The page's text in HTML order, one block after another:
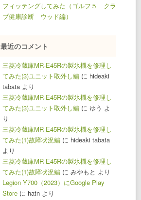
フィッテングしてみた（ゴルフ５ クラ
ブ健康診断 ウッド編）
最近のコメント
三菱冷蔵庫MR-E45Rの製氷機を修理し
てみた(3)ユニット取外し編 に hideaki
tabata より
三菱冷蔵庫MR-E45Rの製氷機を修理し
てみた(3)ユニット取外し編 に ゆう よ
り
三菱冷蔵庫MR-E45Rの製氷機を修理し
てみた(1)故障状況編 に hideaki tabata
より
三菱冷蔵庫MR-E45Rの製氷機を修理し
てみた(1)故障状況編 に みやもと より
Legion Y700（2023）にGoogle Play
Store に hatn より